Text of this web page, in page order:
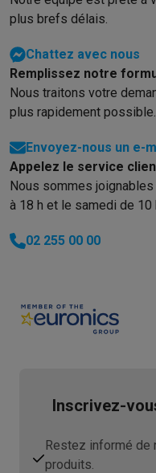
Info & actions
ActionsDeals du moment
Voici pourquoi choisir
Installation à domicile
Modes de paiementGift
Gros électro & encastrable
Petit électro
Télévision & Audio
Outlet
plus brefs délais.
Chattez avec nous
Remplissez notre
Nous traitons votre
plus rapidement possible.
Envoyez-nous un e-
Appelez le service
Nous sommes
à 18 h et le samedi de 10
02 255 00 00
Inscrivez-
Restez informé de
produits.